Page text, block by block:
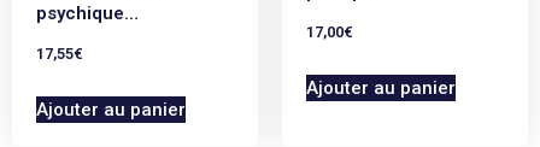
psychique…
17,55€
Ajouter au panier
17,00€
Ajouter au panier